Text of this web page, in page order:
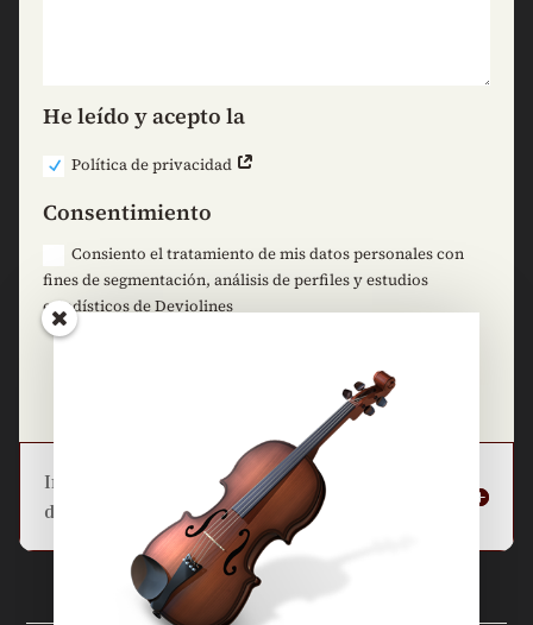
He leído y acepto la
Política de privacidad
Consentimiento
Consiento el tratamiento de mis datos personales con
fines de segmentación, análisis de perfiles y estudios
estadísticos de Deviolines
Información básica sobre la protección
de datos